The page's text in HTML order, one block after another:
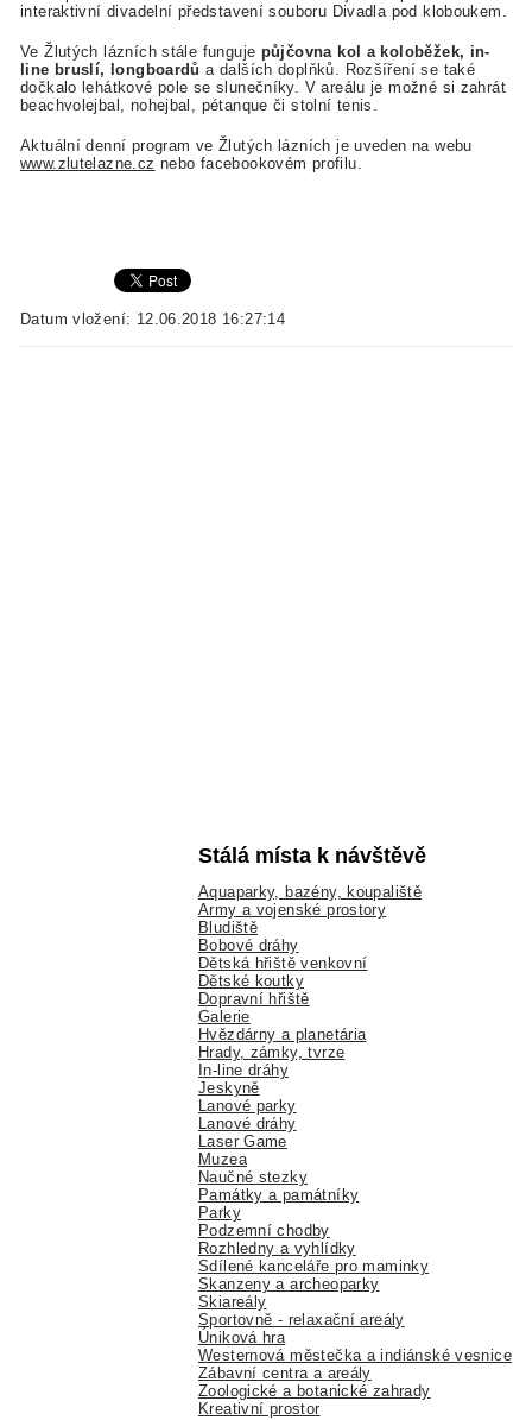
interaktivní divadelní představení souboru Divadla pod kloboukem.
Ve Žlutých lázních stále funguje půjčovna kol a koloběžek, in-
line bruslí, longboardů a dalších doplňků. Rozšíření se také
dočkalo lehátkové pole se slunečníky. V areálu je možné si zahrát
beachvolejbal, nohejbal, pétanque či stolní tenis.
Aktuální denní program ve Žlutých lázních je uveden na webu
www.zlutelazne.cz nebo facebookovém profilu.
Datum vložení: 12.06.2018 16:27:14
Stálá místa k návštěvě
Aquaparky, bazény, koupaliště
Army a vojenské prostory
Bludiště
Bobové dráhy
Dětská hřiště venkovní
Dětské koutky
Dopravní hřiště
Galerie
Hvězdárny a planetária
Hrady, zámky, tvrze
In-line dráhy
Jeskyně
Lanové parky
Lanové dráhy
Laser Game
Muzea
Naučné stezky
Památky a památníky
Parky
Podzemní chodby
Rozhledny a vyhlídky
Sdílené kanceláře pro maminky
Skanzeny a archeoparky
Skiareály
Sportovně - relaxační areály
Úniková hra
Westernová městečka a indiánské vesnice
Zábavní centra a areály
Zoologické a botanické zahrady
Kreativní prostor